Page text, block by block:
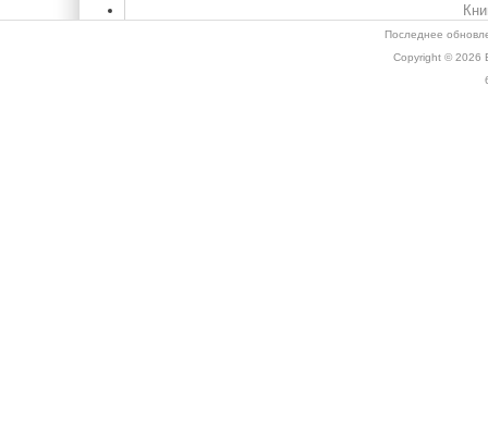
Последнее
Copyright © 2026